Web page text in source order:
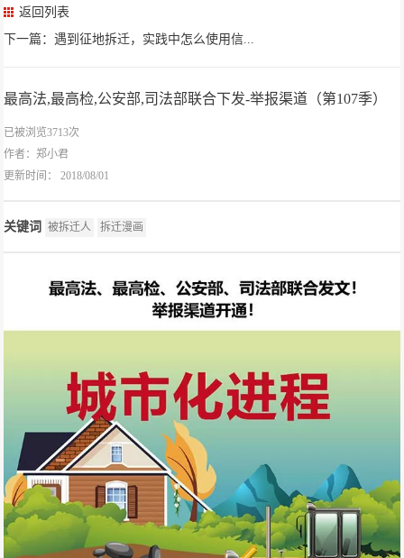
返回列表
下一篇：遇到征地拆迁，实践中怎么使用信...
最高法,最高检,公安部,司法部联合下发-举报渠道（第107季）
已被浏览3713次
作者：郑小君
更新时间： 2018/08/01
关键词 被拆迁人 拆迁漫画